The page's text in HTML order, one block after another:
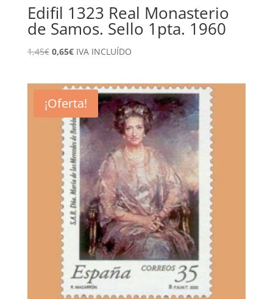
Edifil 1323 Real Monasterio
de Samos. Sello 1pta. 1960
1,45€ El
era:
1,45€.
0,65€El
es:
0,65€.
IVA INCLUÍDO
¡Oferta!